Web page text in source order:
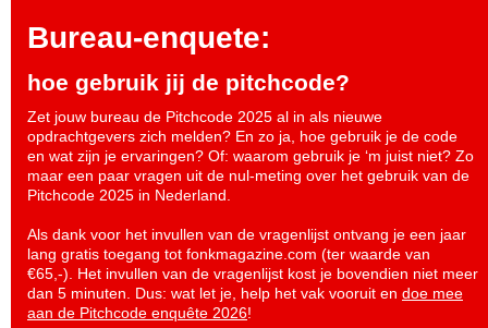
Bureau-enquete:
hoe gebruik jij de pitchcode?
Zet jouw bureau de Pitchcode 2025 al in als nieuwe
opdrachtgevers zich melden? En zo ja, hoe gebruik je de code
en wat zijn je ervaringen? Of: waarom gebruik je ‘m juist niet? Zo
maar een paar vragen uit de nul-meting over het gebruik van de
Pitchcode 2025 in Nederland.
Als dank voor het invullen van de vragenlijst ontvang je een jaar
lang gratis toegang tot fonkmagazine.com (ter waarde van
€65,-). Het invullen van de vragenlijst kost je bovendien niet meer
dan 5 minuten. Dus: wat let je, help het vak vooruit en doe mee
aan de Pitchcode enquête 2026!